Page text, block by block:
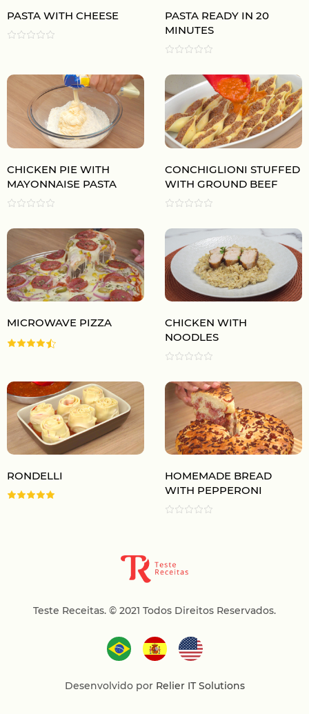
PASTA WITH CHEESE
PASTA READY IN 20
MINUTES
CHICKEN PIE WITH
MAYONNAISE PASTA
CONCHIGLIONI STUFFED
WITH GROUND BEEF
MICROWAVE PIZZA
CHICKEN WITH
NOODLES
RONDELLI
HOMEMADE BREAD
WITH PEPPERONI
Teste Receitas. © 2021 Todos Direitos Reservados.
Desenvolvido porRelier IT Solutions